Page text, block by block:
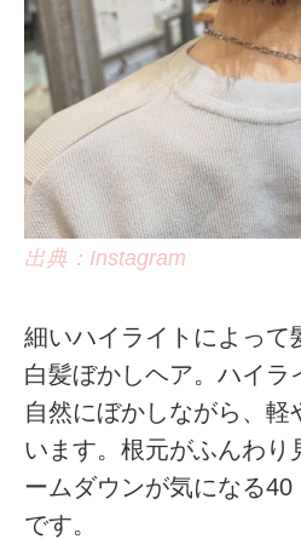
出典：Instagram
細いハイライトによって
白髪ぼかしヘア。ハイラ
自然にぼかしながら、軽
います。根元がふんわり
ームダウンが気になる40
です。